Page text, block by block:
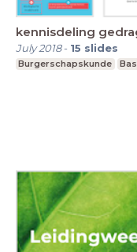
kennisdeling
July 2018- 15 slides
Burgerschapskunde